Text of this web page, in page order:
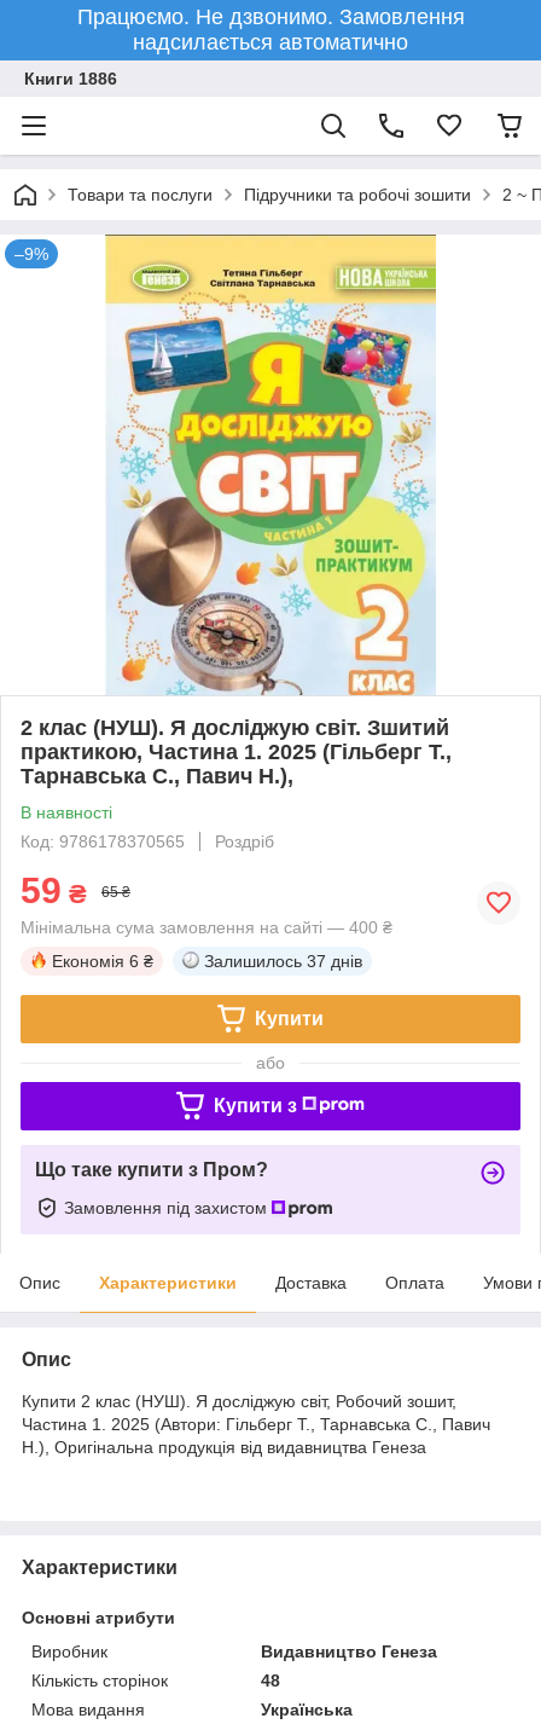
Працюємо. Не дзвонимо. Замовлення
надсилається автоматично
Книги 1886
Товари та послуги Підручники та робочі зошити 2 ~
–9%
2 клас (НУШ). Я досліджую світ. Зшитий
практикою, Частина 1. 2025 (Гільберг Т.,
Тарнавська С., Павич Н.),
В наявності
Код: 9786178370565
Роздріб
59 ₴ 65 ₴
Мінімальна сума замовлення на сайті — 400 ₴
Економія 6 ₴ Залишилось 37 днів
Купити
або
Купити з
Що таке купити з Пром?
Замовлення під захистом
Опис Характеристики Доставка Оплата Умови
Опис
Купити 2 клас (НУШ). Я досліджую світ, Робочий зошит,
Частина 1. 2025 (Автори: Гільберг Т., Тарнавська С., Павич
Н.), Оригінальна продукція від видавництва Генеза
Характеристики
Основні атрибути
Виробник
Видавництво Генеза
Кількість сторінок
48
Мова видання
Українська